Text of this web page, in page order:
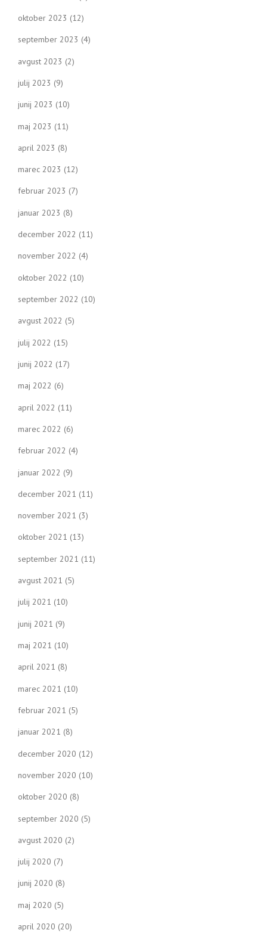
oktober 2023 (12)
september 2023 (4)
avgust 2023 (2)
julij 2023 (9)
junij 2023 (10)
maj 2023 (11)
april 2023 (8)
marec 2023 (12)
februar 2023 (7)
januar 2023 (8)
december 2022 (11)
november 2022 (4)
oktober 2022 (10)
september 2022 (10)
avgust 2022 (5)
julij 2022 (15)
junij 2022 (17)
maj 2022 (6)
april 2022 (11)
marec 2022 (6)
februar 2022 (4)
januar 2022 (9)
december 2021 (11)
november 2021 (3)
oktober 2021 (13)
september 2021 (11)
avgust 2021 (5)
julij 2021 (10)
junij 2021 (9)
maj 2021 (10)
april 2021 (8)
marec 2021 (10)
februar 2021 (5)
januar 2021 (8)
december 2020 (12)
november 2020 (10)
oktober 2020 (8)
september 2020 (5)
avgust 2020 (2)
julij 2020 (7)
junij 2020 (8)
maj 2020 (5)
april 2020 (20)